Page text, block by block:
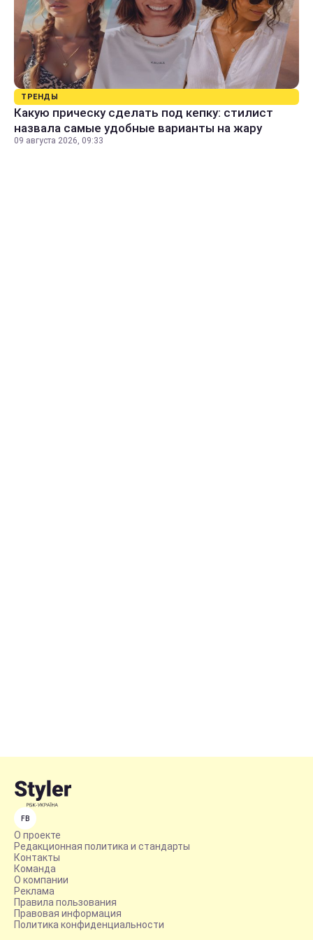
ТРЕНДЫ
Какую прическу сделать под кепку: стилист
назвала самые удобные варианты на жару
09 августа 2026, 09:33
FB
О проекте
Редакционная политика и стандарты
Контакты
Команда
О компании
Реклама
Правила пользования
Правовая информация
Политика конфиденциальности